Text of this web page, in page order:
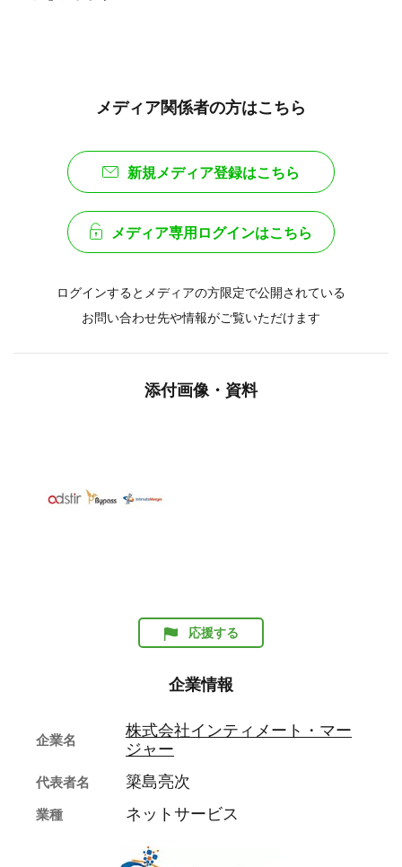
メディア関係者の方はこちら
新規メディア登録はこちら
メディア専用ログインはこちら
ログインするとメディアの方限定で公開されている
お問い合わせ先や情報がご覧いただけます
添付画像・資料
応援する
企業情報
企業名
株式会社インティメート・マー
ジャー
代表者名 簗島亮次
業種 ネットサービス